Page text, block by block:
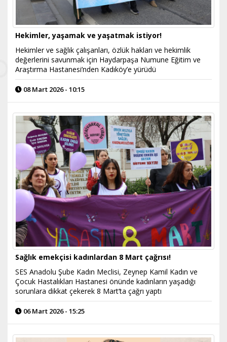
Hekimler, yaşamak ve yaşatmak istiyor!
Hekimler ve sağlık çalışanları, özlük hakları ve hekimlik
değerlerini savunmak için Haydarpaşa Numune Eğitim ve
Araştırma Hastanesi’nden Kadıköy’e yürüdü
08 Mart 2026 - 10:15
Sağlık emekçisi kadınlardan 8 Mart çağrısı!
SES Anadolu Şube Kadın Meclisi, Zeynep Kamil Kadın ve
Çocuk Hastalıkları Hastanesi önünde kadınların yaşadığı
sorunlara dikkat çekerek 8 Mart’ta çağrı yaptı
06 Mart 2026 - 15:25